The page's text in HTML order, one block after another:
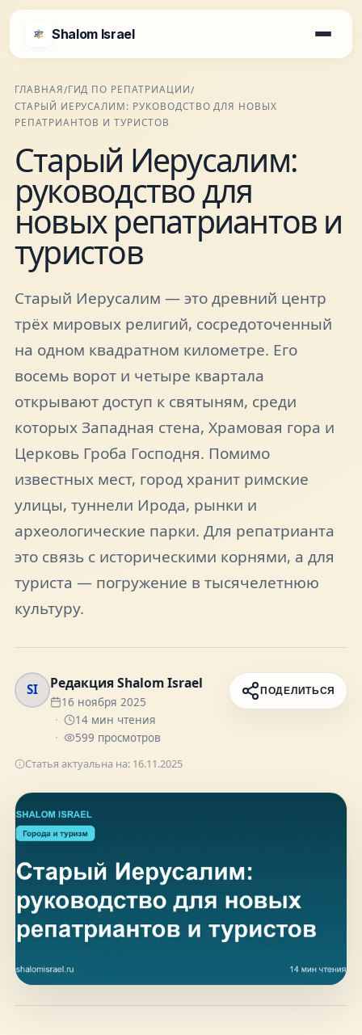
Shalom Israel
Блог
Афиша
Новости
Специалисты
Города
FAQ
О нас
Контакты
Присоединяйтесь к нам
Подписаться
hello@shalomisrael.ru
ГЛАВНАЯ/ГИД ПО РЕПАТРИАЦИИ/
СТАРЫЙ ИЕРУСАЛИМ: РУКОВОДСТВО ДЛЯ НОВЫХ
РЕПАТРИАНТОВ И ТУРИСТОВ
Старый Иерусалим:
руководство для
новых репатриантов и
туристов
Старый Иерусалим — это древний центр
трёх мировых религий, сосредоточенный
на одном квадратном километре. Его
восемь ворот и четыре квартала
открывают доступ к святыням, среди
которых Западная стена, Храмовая гора и
Церковь Гроба Господня. Помимо
известных мест, город хранит римские
улицы, туннели Ирода, рынки и
археологические парки. Для репатрианта
это связь с историческими корнями, а для
туриста — погружение в тысячелетнюю
культуру.
SI Редакция Shalom Israel
16 ноября 2025
14мин чтения
599 просмотров
ПОДЕЛИТЬСЯ
Статья актуальна на: 16.11.2025